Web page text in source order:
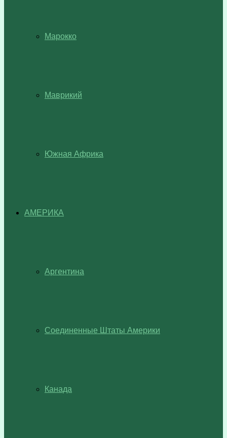
Марокко
Маврикий
Южная Африка
АМЕРИКА
Аргентина
Соединенные Штаты Америки
Канада